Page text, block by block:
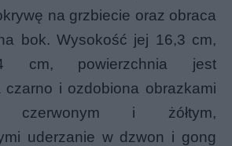
na grzbiecie oraz obraca
bok. Wysokość jej 16,3 cm,
cm, powierzchnia jest
czarno i ozdobiona obrazkami
i żółtym,
uderzanie w dzwon i gong